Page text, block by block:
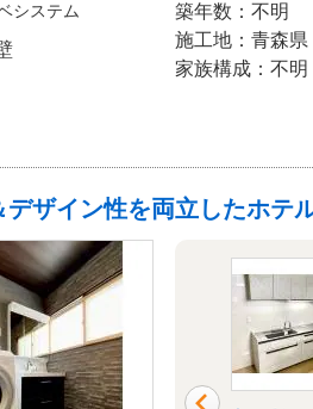
システム
余すことなく形
わたる綿密な打
を追求したこと
しく生まれ変
トを、私たち
築年数：不明
施工地：青森県
家族構成：不明
デザイン性を両立したホテ